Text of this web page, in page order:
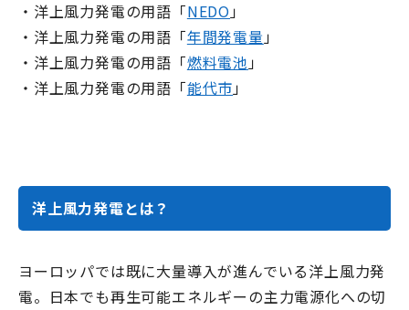
・洋上風力発電の用語「NEDO」
・洋上風力発電の用語「年間発電量」
・洋上風力発電の用語「燃料電池」
・洋上風力発電の用語「能代市」
洋上風力発電とは？
ヨーロッパでは既に大量導入が進んでいる洋上風力発
電。日本でも再生可能エネルギーの主力電源化への切